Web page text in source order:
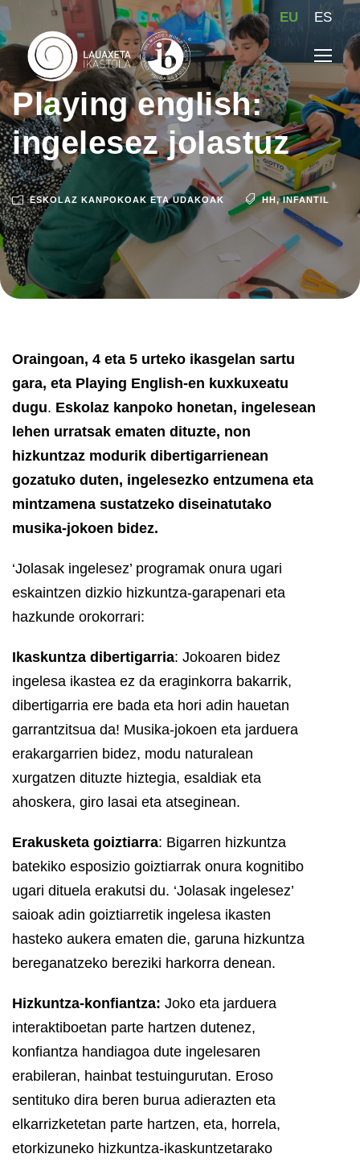
EU ES
Playing english:
ingelesez jolastuz
ESKOLAZ KANPOKOAK ETA UDAKOAK HH, INFANTIL
Oraingoan, 4 eta 5 urteko ikasgelan sartu
gara, eta Playing English-en kuxkuxeatu
dugu. Eskolaz kanpoko honetan, ingelesean
lehen urratsak ematen dituzte, non
hizkuntzaz modurik dibertigarrienean
gozatuko duten, ingelesezko entzumena eta
mintzamena sustatzeko diseinatutako
musika-jokoen bidez.
‘Jolasak ingelesez’ programak onura ugari
eskaintzen dizkio hizkuntza-garapenari eta
hazkunde orokorrari:
Ikaskuntza dibertigarria: Jokoaren bidez
ingelesa ikastea ez da eraginkorra bakarrik,
dibertigarria ere bada eta hori adin hauetan
garrantzitsua da! Musika-jokoen eta jarduera
erakargarrien bidez, modu naturalean
xurgatzen dituzte hiztegia, esaldiak eta
ahoskera, giro lasai eta atseginean.
Erakusketa goiztiarra: Bigarren hizkuntza
batekiko esposizio goiztiarrak onura kognitibo
ugari dituela erakutsi du. ‘Jolasak ingelesez’
saioak adin goiztiarretik ingelesa ikasten
hasteko aukera ematen die, garuna hizkuntza
bereganatzeko bereziki harkorra denean.
Hizkuntza-konfiantza: Joko eta jarduera
interaktiboetan parte hartzen dutenez,
konfiantza handiagoa dute ingelesaren
erabileran, hainbat testuingurutan. Eroso
sentituko dira beren burua adierazten eta
elkarrizketetan parte hartzen, eta, horrela,
etorkizuneko hizkuntza-ikaskuntzetarako